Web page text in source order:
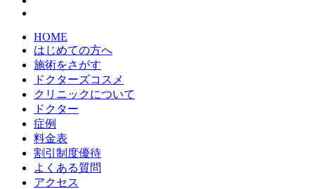
HOME
はじめての方へ
施術をさがす
ドクターズコスメ
クリニックについて
ドクター
症例
料金表
割引制度優待
よくある質問
アクセス